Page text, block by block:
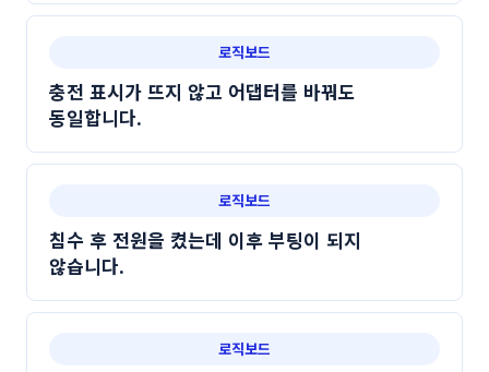
로직보드
충전 표시가 뜨지 않고 어댑터를 바꿔도
동일합니다.
로직보드
침수 후 전원을 켰는데 이후 부팅이 되지
않습니다.
로직보드